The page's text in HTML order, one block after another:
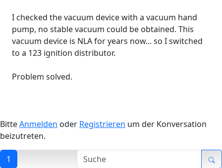
I checked the vacuum device with a vacuum hand
pump, no stable vacuum could be obtained. This
vacuum device is NLA for years now... so I switched
to a 123 ignition distributor.
Problem solved.
BitteAnmelden oder Registrieren um der Konversation
beizutreten.
1